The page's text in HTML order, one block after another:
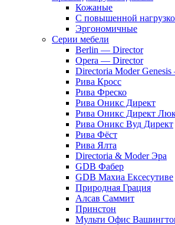
Кожаные
С повышенной
Эргономичные
Серии мебели
Berlin — Director
Opera — Director
Directoria Moder
Рива Кросс
Рива Фреско
Рива Оникс Директ
Рива Оникс Директ
Рива Оникс Вуд Директ
Рива Фёст
Рива Ялта
Directoria & Moder Эра
GDB Фабер
GDB Махиа Ексесутиве
Природная Грация
Алсав Саммит
Принстон
Мульти Офис